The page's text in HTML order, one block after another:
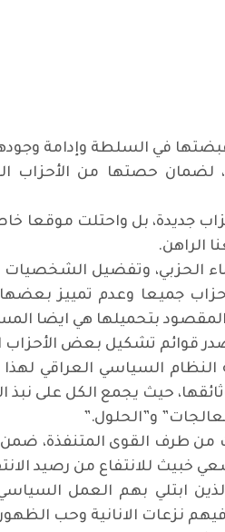
في السلطة وإدامة
لضمان حصتها من الأحزاب
جديدة، بل واحتلت موقعا
الراهن.
وتفضيل الشخصيات
جميعا وعدم تمييز
بتحميلها هي ايضا
قوائم تشكيل بعض الأحزاب
السياسي العراقي لهذا
حيث يجمع الكل على نبذ
و”الحلول”.
طرف القوى المتنفذة،
خبيث للانتفاع من رصيد
ابتلي بهم العمل
نزعات الانانية وحب